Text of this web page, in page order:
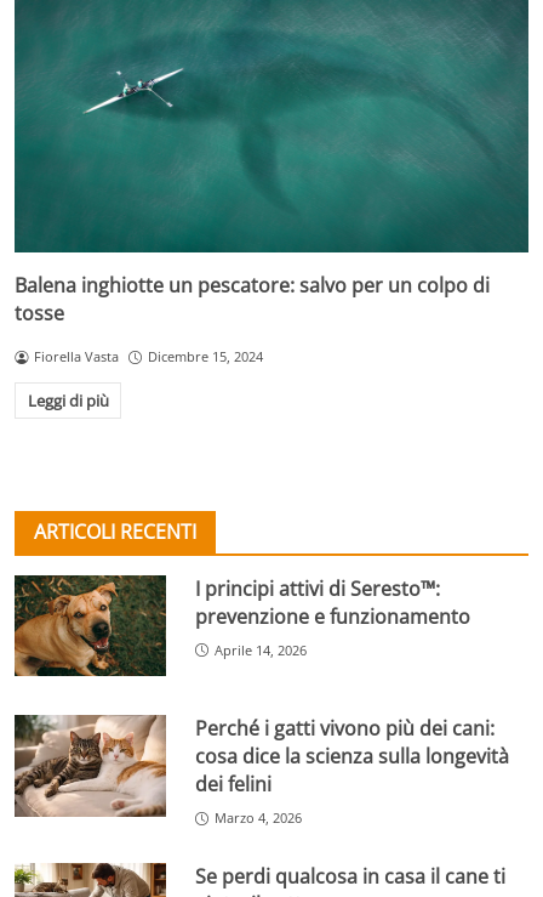
Balena inghiotte un pescatore: salvo per un colpo di
tosse
Fiorella Vasta Dicembre 15, 2024
Leggi di più
ARTICOLI RECENTI
I principi attivi di Seresto™:
prevenzione e funzionamento
Aprile 14, 2026
Perché i gatti vivono più dei cani:
cosa dice la scienza sulla longevità
dei felini
Marzo 4, 2026
Se perdi qualcosa in casa il cane ti